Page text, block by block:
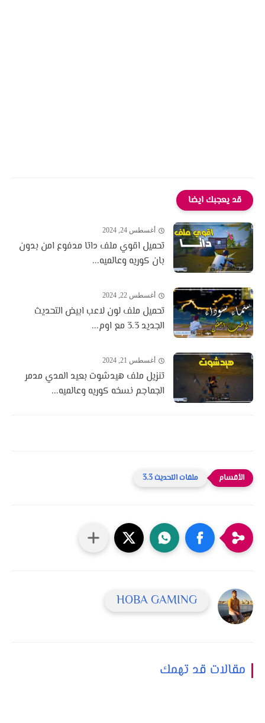
قد يعجبك ايضا
أغسطس 24, 2024
تحميل اقوي ملف داتا مدفوع امن بدون
بان كوريه وعالميه...
أغسطس 22, 2024
تحميل ملف لون لاعب ابيض التحديث
الجديد 3.3 مع اوم...
أغسطس 21, 2024
تنزيل ملف هيدشوت بعيد المدي مدمر
الجماجم نسخه كوريه وعالميه...
ملفات التحديث 3.3
HOBA GAMING
مقالات قد تهمك